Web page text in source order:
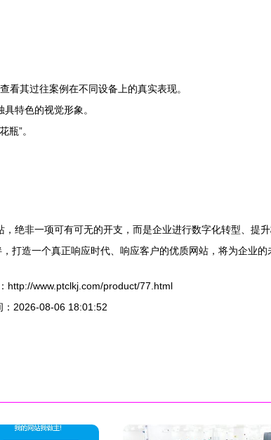
看其过往案例在不同设备上的真实表现。
特色的视觉形象。
瓶”。
绝非一项可有可无的开支，而是企业进行数字化转型、提
打造一个真正响应时代、响应客户的优质网站，将为企业的
http://www.ptclkj.com/product/77.html
：2026-08-06 18:01:52